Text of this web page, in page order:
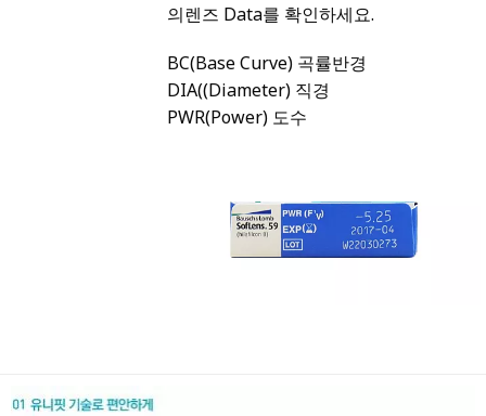
의렌즈 Data를 확인하세요.
BC(Base Curve) 곡률반경
DIA((Diameter) 직경
PWR(Power) 도수